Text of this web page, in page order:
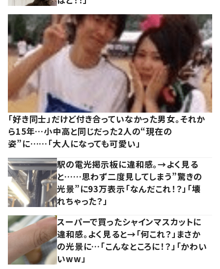
「好き同士」だけど付き合っていなかった男女。それか
ら15年…小中高と同じだった2人の“現在の
姿”に……「大人になっても可愛い」
駅の電光掲示板に違和感。→よく見る
と……思わず二度見してしまう”驚きの
光景”に93万表示「なんだこれ！？」「壊
れちゃった？」
スーパーで買ったシャインマスカットに
違和感。よく見ると→「何これ？」まさか
の光景に…「こんなところに！？」「かわい
いww」